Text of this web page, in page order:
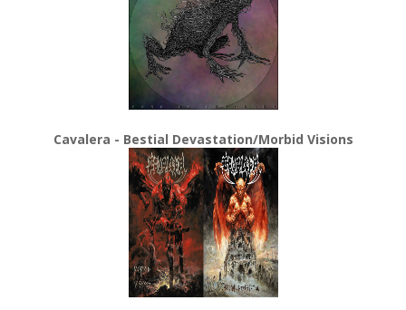
Cavalera - Bestial Devastation/Morbid Visions